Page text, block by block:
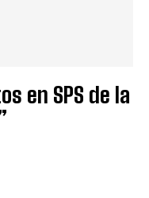
en SPS de la